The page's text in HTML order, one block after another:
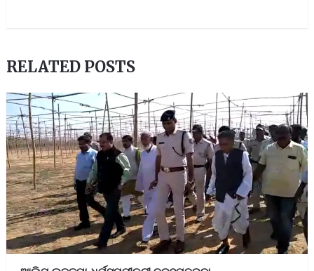
RELATED POSTS